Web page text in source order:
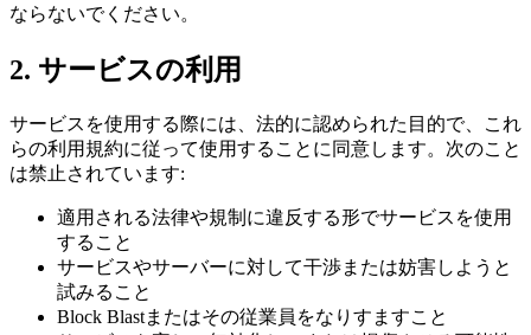
ならないでください。
2. サービスの利用
サービスを使用する際には、法的に認められた目的で、これ
らの利用規約に従って使用することに同意します。次のこと
は禁止されています:
適用される法律や規制に違反する形でサービスを使用
すること
サービスやサーバーに対して干渉または妨害しようと
試みること
Block Blastまたはその従業員をなりすますこと